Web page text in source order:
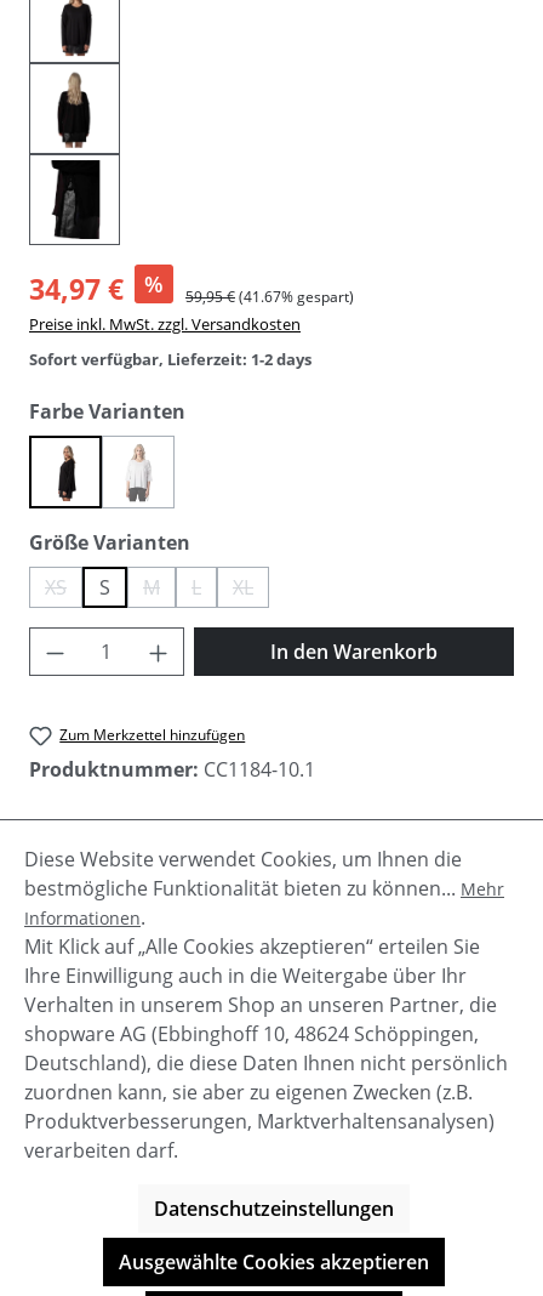
34,97 € % 59,95 €(41.67% gespart)
Preise inkl. MwSt. zzgl. Versandkosten
Sofort verfügbar, Lieferzeit: 1-2 days
Farbe Varianten
black white
(Diese Option ist zurzeit nicht verfügbar.)
Größe Varianten
XS(Diese Option ist zurzeit nicht verfügbar.)
S M(Diese Option ist zurzeit nicht verfügbar.)
L(Diese Option ist zurzeit nicht verfügbar.)
XL(Diese Option ist zurzeit nicht verfügbar.)
Produkt Anzahl: Gib den gewünschten
In den Warenkorb
Zum Merkzettel hinzufügen
Produktnummer: CC1184-10.1
Beschreibung
Dieses Shirt hat einen überlappten Saum als
Ärmelansatz und seitlich durchgehende Schlitze,
zum binden mit Kordelzügen. Run…Mehr
Service-Hotline
Informationen
© BOOTBAY-n-others
Diese Website verwendet Cookies, um Ihnen die
bestmögliche Funktionalität bieten zu können... Mehr
Informationen.
Mit Klick auf „Alle Cookies akzeptieren“ erteilen Sie
Ihre Einwilligung auch in die Weitergabe über Ihr
Verhalten in unserem Shop an unseren Partner, die
shopware AG (Ebbinghoff 10, 48624 Schöppingen,
Deutschland), die diese Daten Ihnen nicht persönlich
zuordnen kann, sie aber zu eigenen Zwecken (z.B.
Produktverbesserungen, Marktverhaltensanalysen)
verarbeiten darf.
Datenschutzeinstellungen
Ausgewählte Cookies akzeptieren